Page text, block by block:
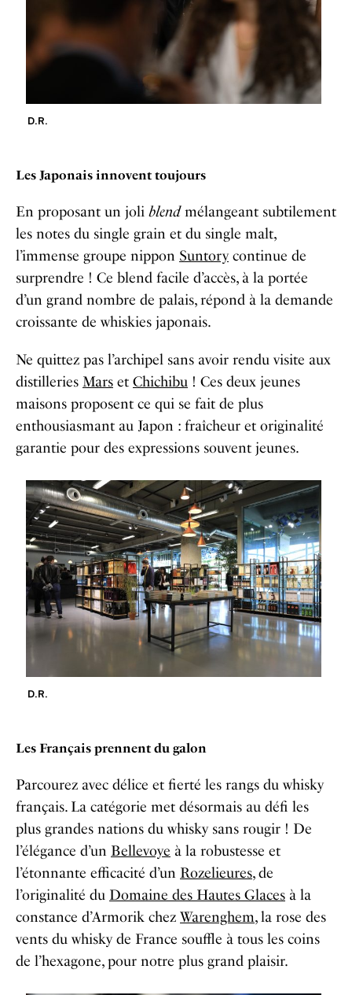
D.R.
Les Japonais innovent toujours
En proposant un joli blendmélangeant subtilement
les notes du single grain et du single malt,
l’immense groupe nippon Suntorycontinue de
surprendre ! Ce blend facile d’accès, à la portée
d’un grand nombre de palais, répond à la demande
croissante de whiskies japonais.
Ne quittez pas l’archipel sans avoir rendu visite aux
distilleries Mars et Chichibu ! Ces deux jeunes
maisons proposent ce qui se fait de plus
enthousiasmant au Japon : fraîcheur et originalité
garantie pour des expressions souvent jeunes.
D.R.
Les Français prennent du galon
Parcourez avec délice et fierté les rangs du whisky
français. La catégorie met désormais au défi les
plus grandes nations du whisky sans rougir ! De
l’élégance d’un Bellevoye à la robustesse et
l’étonnante efficacité d’un Rozelieures, de
l’originalité du Domaine des Hautes Glaces à la
constance d’Armorik chez Warenghem, la rose des
vents du whisky de France souffle à tous les coins
de l’hexagone, pour notre plus grand plaisir.